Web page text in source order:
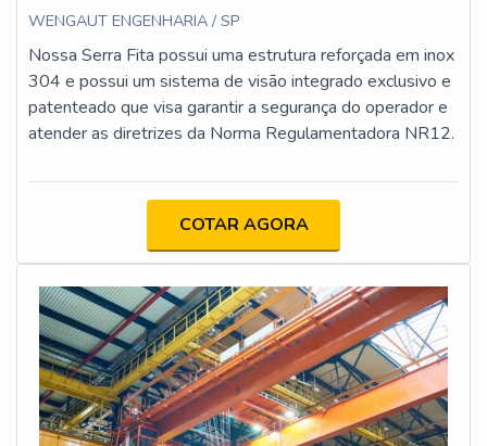
WENGAUT ENGENHARIA / SP
Nossa Serra Fita possui uma estrutura reforçada em inox
304 e possui um sistema de visão integrado exclusivo e
patenteado que visa garantir a segurança do operador e
atender as diretrizes da Norma Regulamentadora NR12.
COTAR AGORA